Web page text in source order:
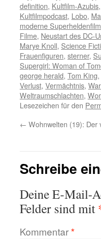
definition, Kultfilm-Azubis,
Kultfilmpodcast, Lobo,
moderne
Filme, Neustart des DC-
Marye Knoll, Science
Frauenfiguren, sterner,
Supergirl: Woman of
george herald, Tom King,
Verlust, Vermächtnis,
Weltraumschlachten,
Lesezeichen für den
← Wohnwelten (19): Der
Schreibe
Deine E-Mail-
Felder sind mit
Kommentar*